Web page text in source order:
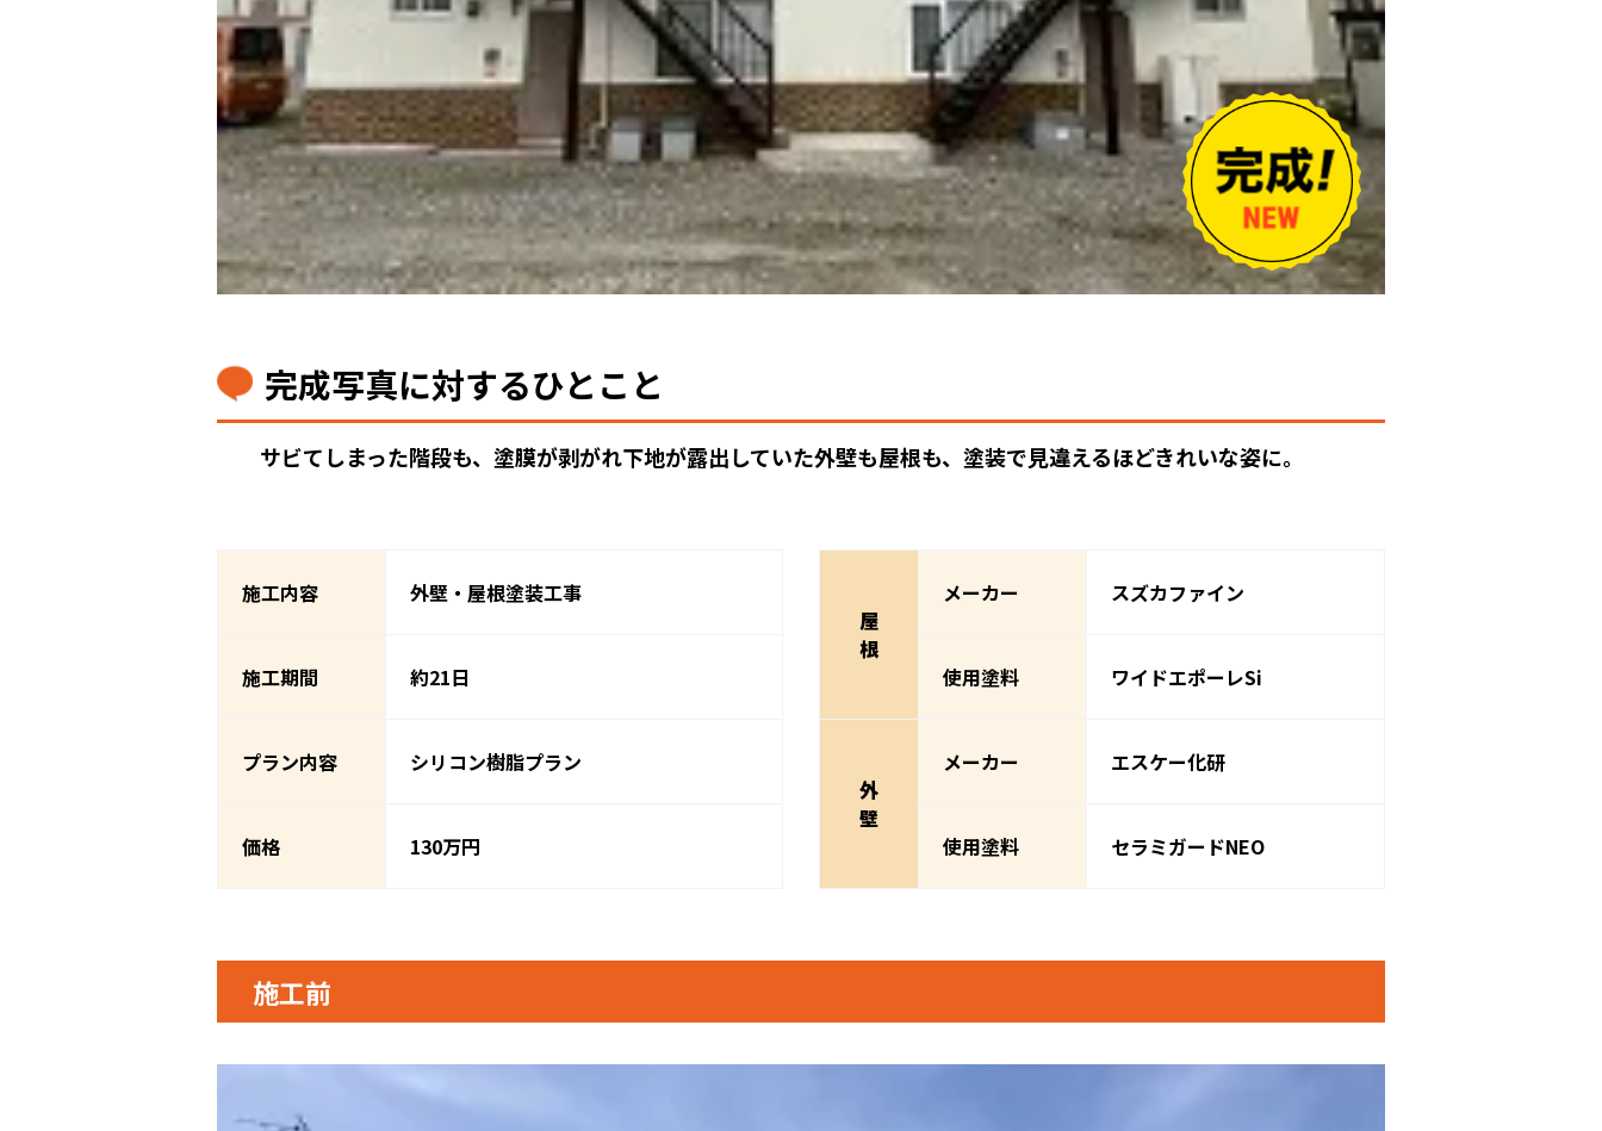
完成写真に対するひとこと
サビてしまった階段も、塗膜が剥がれ下地が露出していた外壁も屋根も、塗装で見違えるほどきれいな姿に。
施工内容 外壁・屋根塗装工事
施工期間 約21日
プラン内容 シリコン樹脂プラン
価格 130万円
屋
根
メーカー スズカファイン
使用塗料 ワイドエポーレSi
外
壁
メーカー エスケー化研
使用塗料 セラミガードNEO
施工前